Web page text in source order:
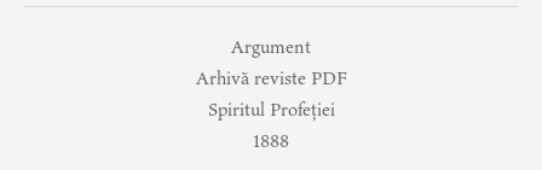
Argument
Arhivă reviste PDF
Spiritul Profeției
1888